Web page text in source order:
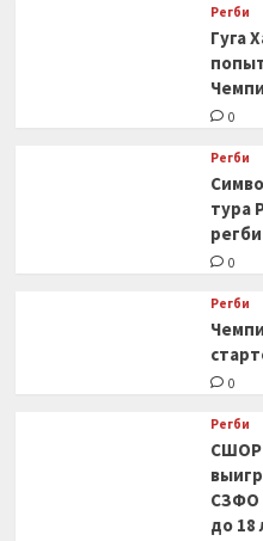
Регби
Гуга
0
Регби
тура
регби
0
Регби
0
Регби
СШОР
СЗФО
до 18